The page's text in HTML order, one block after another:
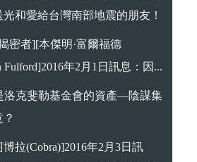
光和愛給台灣南部地震的朋友！
密者][本傑明·富爾福德
Fulford]2016年2月1日訊息：因...
洛克斐勒基金會的資產—陰謀集
拉(Cobra)]2016年2月3日訊